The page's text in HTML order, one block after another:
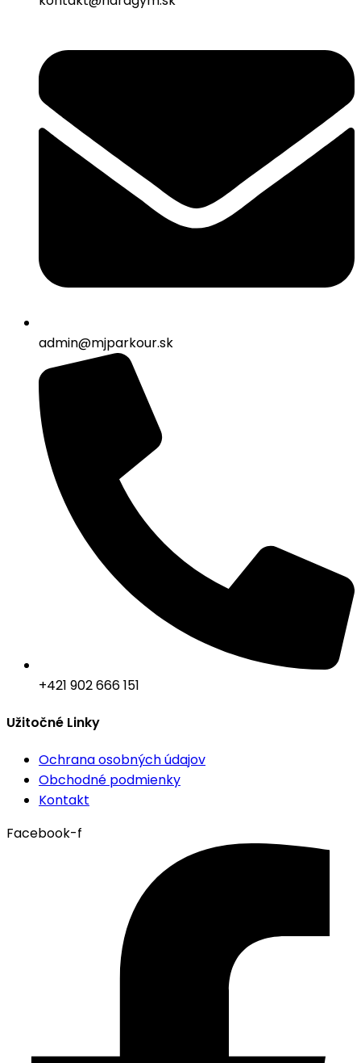
admin@mjparkour.sk
+421 902 666 151
Užitočné Linky
Ochrana osobných údajov
Obchodné podmienky
Kontakt
Facebook-f